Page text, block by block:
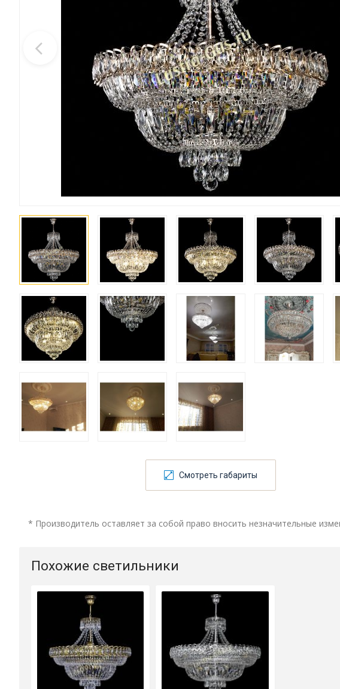
Смотреть габариты
* Производитель оставляет за собой право вносить незначительные
Похожие светильники